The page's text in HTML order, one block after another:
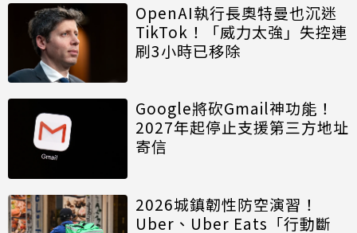
OpenAI執行長奧特曼也沉迷
TikTok！「威力太強」失控連
刷3小時已移除
Google將砍Gmail神功能！
2027年起停止支援第三方地址
寄信
2026城鎮韌性防空演習！
Uber、Uber Eats「行動斷